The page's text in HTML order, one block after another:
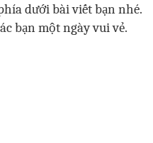
dưới bài viết bạn nhé.
bạn một ngày vui vẻ.